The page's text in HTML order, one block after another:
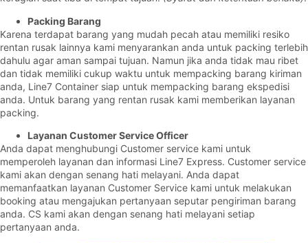
Packing Barang
Karena terdapat barang yang mudah pecah atau memiliki resiko
rentan rusak lainnya kami menyarankan anda untuk packing terlebih
dahulu agar aman sampai tujuan. Namun jika anda tidak mau ribet
dan tidak memiliki cukup waktu untuk mempacking barang kiriman
anda, Line7 Container siap untuk mempacking barang ekspedisi
anda. Untuk barang yang rentan rusak kami memberikan layanan
packing.
Layanan Customer Service Officer
Anda dapat menghubungi Customer service kami untuk
memperoleh layanan dan informasi Line7 Express. Customer service
kami akan dengan senang hati melayani. Anda dapat
memanfaatkan layanan Customer Service kami untuk melakukan
booking atau mengajukan pertanyaan seputar pengiriman barang
anda. CS kami akan dengan senang hati melayani setiap
pertanyaan anda.